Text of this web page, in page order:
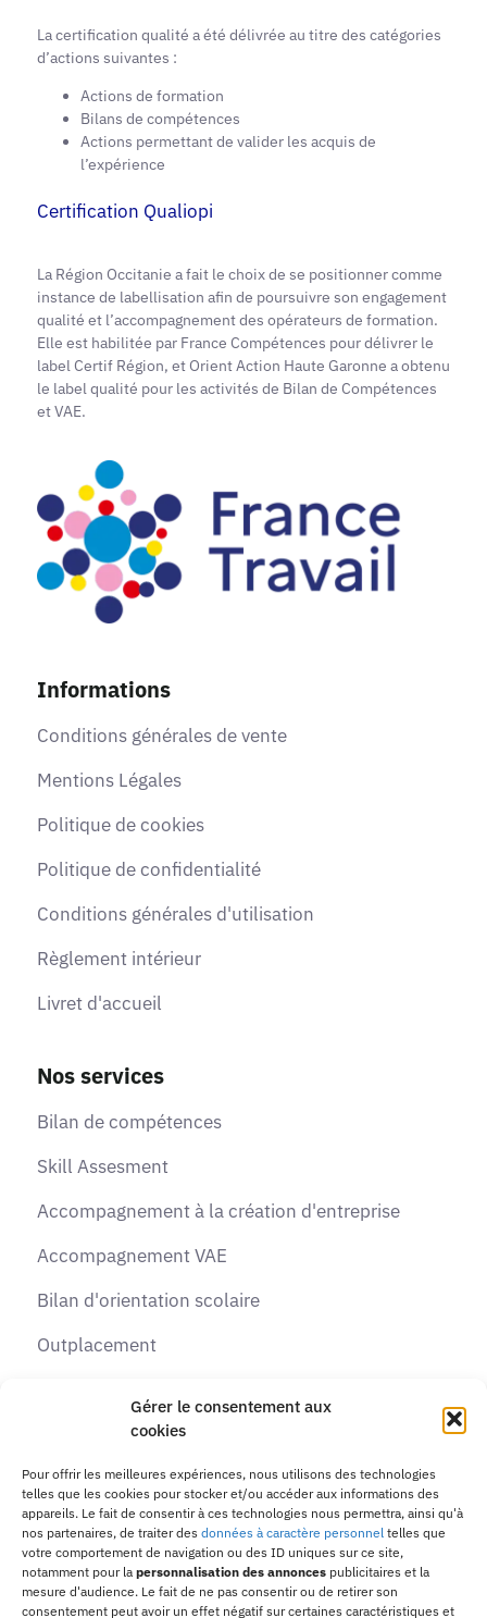
Gérer le consentement aux
cookies
Pour offrir les meilleures expériences, nous utilisons des technologies
telles que les cookies pour stocker et/ou accéder aux informations des
appareils. Le fait de consentir à ces technologies nous permettra, ainsi qu'à
nos partenaires, de traiter des données à caractère personnel telles que
votre comportement de navigation ou des ID uniques sur ce site,
notamment pour la personnalisation des annonces publicitaires et la
mesure d'audience. Le fait de ne pas consentir ou de retirer son
consentement peut avoir un effet négatif sur certaines caractéristiques et
La certification qualité a été délivrée au titre des catégories
d’actions suivantes :
Actions de formation
Bilans de compétences
Actions permettant de valider les acquis de
l’expérience
Certification Qualiopi
La Région Occitanie a fait le choix de se positionner comme
instance de labellisation afin de poursuivre son engagement
qualité et l’accompagnement des opérateurs de formation.
Elle est habilitée par France Compétences pour délivrer le
label Certif Région, et Orient Action Haute Garonne a obtenu
le label qualité pour les activités de Bilan de Compétences
et VAE.
Informations
Conditions générales de vente
Mentions Légales
Politique de cookies
Politique de confidentialité
Conditions générales d'utilisation
Règlement intérieur
Livret d'accueil
Nos services
Bilan de compétences
Skill Assesment
Accompagnement à la création d'entreprise
Accompagnement VAE
Bilan d'orientation scolaire
Outplacement
Formations
Contactez-nous
Adresse :10 passage de la Margeride, 31770
Colomiers